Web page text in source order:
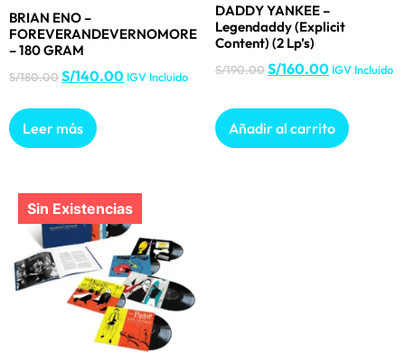
BRIAN ENO –
FOREVERANDEVERNOMORE
– 180 GRAM
S/180.00S/140.00 IGV Incluido
Leer más
DADDY YANKEE –
Legendaddy (Explicit
Content) (2 Lp’s)
S/190.00S/160.00 IGV Incluido
Añadir al carrito